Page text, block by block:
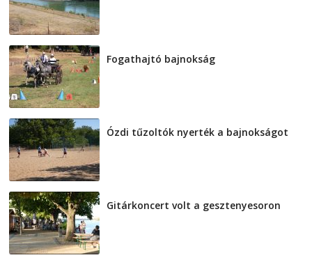
Fogathajtó bajnokság
Ózdi tűzoltók nyerték a bajnokságot
Gitárkoncert volt a gesztenyesoron